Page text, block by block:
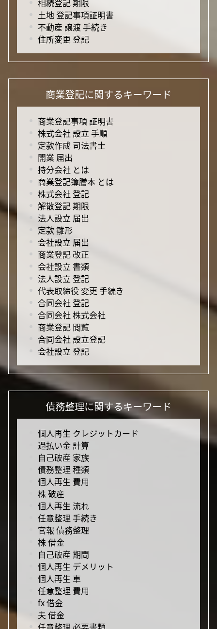
相続登記 期限
土地 登記事項証明書
不動産 譲渡 手続き
住所変更 登記
商業登記に関するキーワード
商業登記事項 証明書
株式会社 設立 手順
定款作成 司法書士
開業 届出
持分会社 とは
商業登記簿謄本 とは
株式会社 登記
解散登記 期限
法人設立 届出
定款 雛形
会社設立 届出
商業登記 改正
会社設立 書類
法人設立 登記
代表取締役 変更 手続き
合同会社 登記
合同会社 株式会社
商業登記 閲覧
合同会社 設立登記
会社設立 登記
債務整理に関するキーワード
個人再生 クレジットカード
過払い金 計算
自己破産 家族
債務整理 種類
個人再生 費用
株 破産
個人再生 流れ
任意整理 手続き
官報 債務整理
株 借金
自己破産 期間
個人再生 デメリット
個人再生 車
任意整理 費用
fx 借金
夫 借金